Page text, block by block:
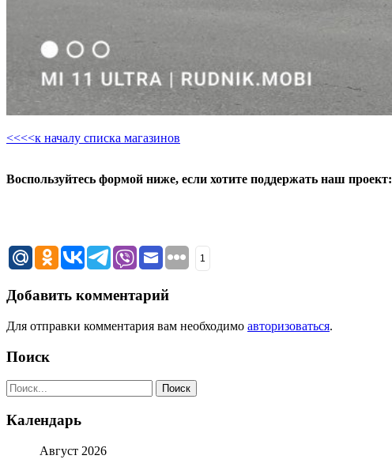
<<<<к началу списка магазинов
Воспользуйтесь формой ниже, если хотите поддержать наш проект:
1
Добавить комментарий
Для отправки комментария вам необходимо авторизоваться.
Поиск
Поиск: Поиск
Календарь
Август 2026